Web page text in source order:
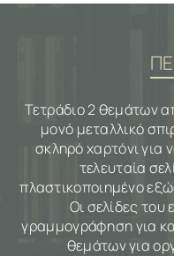
Τετράδιο 2 θεμάτων
μονό μεταλλικό
σκληρό χαρτόνι για
τελευταία
πλαστικοποιημένο
Οι σελίδες του
γραμμογράφηση για
θεμάτων για